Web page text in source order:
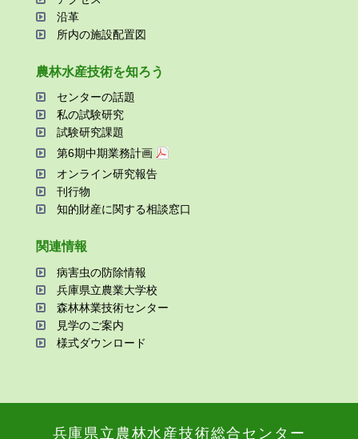
沿⾰
所内の施設配置図
農林⽔産技術を知ろう
センターの話題
私の試験研究
試験研究課題
第6期中期業務計画
オンライン研究報告
刊⾏物
知的財産に関する相談窓⼝
関連情報
病害⾍の防除情報
兵庫県⽴農業⼤学校
森林林業技術センター
⾒学のご案内
様式ダウンロード
兵庫県⽴農林⽔産技術総合センター